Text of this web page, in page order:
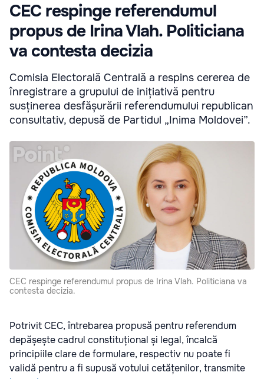
CEC respinge referendumul
propus de Irina Vlah. Politiciana
va contesta decizia
Comisia Electorală Centrală a respins cererea de
înregistrare a grupului de inițiativă pentru
susținerea desfășurării referendumului republican
consultativ, depusă de Partidul „Inima Moldovei”.
CEC respinge referendumul propus de Irina Vlah. Politiciana va
contesta decizia.
Potrivit CEC, întrebarea propusă pentru referendum
depășește cadrul constituțional și legal, încalcă
principiile clare de formulare, respectiv nu poate fi
validă pentru a fi supusă votului cetățenilor, transmite